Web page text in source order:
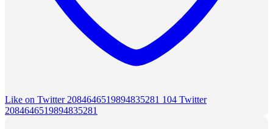
Like on Twitter 2084646519894835281 104 Twitter
2084646519894835281